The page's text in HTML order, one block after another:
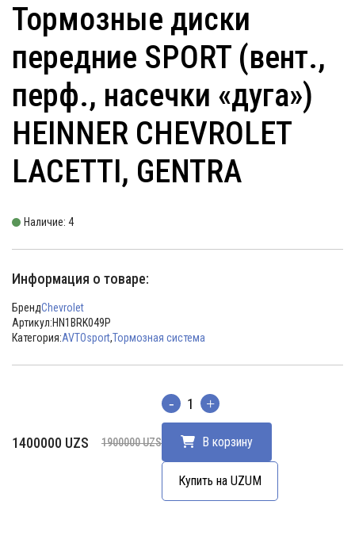
Тормозные диски
передние SPORT (вент.,
перф., насечки «дуга»)
HEINNER CHEVROLET
LACETTI, GENTRA
Наличие: 4
Информация о товаре:
БрендChevrolet
Артикул:HN1BRK049P
Категория:AVTOsport,Тормозная система
1900000UZS
Первоначальная
1400000 UZS
Текущая
Количество
В корзину
Купить на UZUM